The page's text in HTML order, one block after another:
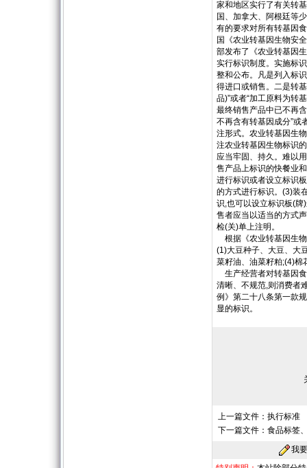
家和地区实行了有关转
国、加拿大、阿根廷等
有的要求对所有转基因
国《农业转基因生物安
部发布了《农业转基因
实行标识制度。实施标
整和公布。凡是列入标
得进口或销售。二是转
品)”或者“加工原料为转
最终销售产品中已不再
不再含有转基因成分”或
注形式。农业转基因生
注农业转基因生物标识
应当牢固、持久。难以
售产品上标识的快餐业
进行标识或者设立标识
的方式进行标识。(3)装
识,也可以设立标识板(
售者应当以适当的方式
检(关)单上注明。
根据《农业转基因生
(1)大豆种子、大豆、大
菜籽油、油菜籽粕;(4)棉
生产经营者对转基因
清晰、不规范,则消费者
例》第二十八条第一款
显的标识。
上一篇文件： 执行标准
下一篇文件： 食品标签
我